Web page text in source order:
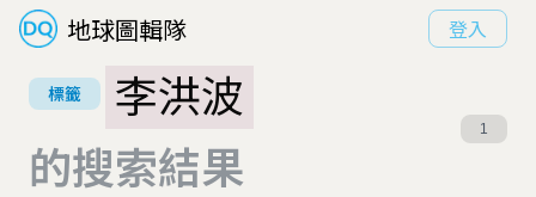
地球圖輯隊 登入
標籤
李洪波
的搜索結果
1